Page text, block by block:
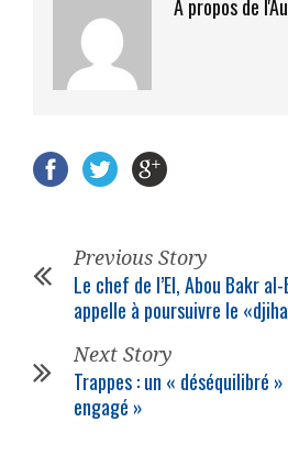
A propos de
Previous Story
Le chef de l’EI, Abou Bakr
appelle à poursuivre le
Next Story
Trappes : un « déséquilibré
engagé »